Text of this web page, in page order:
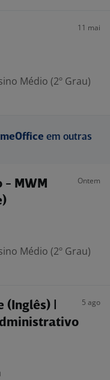
11 mai
Médio (2º Grau)
em outras
MWM
Ontem
Médio (2º Grau)
|
5 ago